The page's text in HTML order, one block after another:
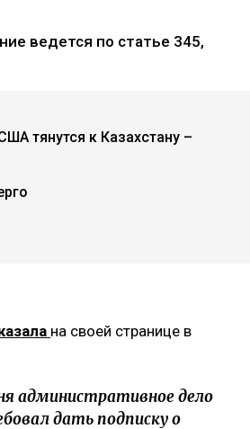
ведется по статье 345,
тянутся к Казахстану –
на своей странице в
административное дело
дать подписку о